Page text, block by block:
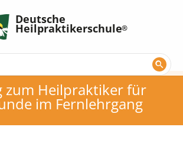
Deutsche
Heilpraktikerschule
zum Heilpraktiker für
im Fernlehrgang